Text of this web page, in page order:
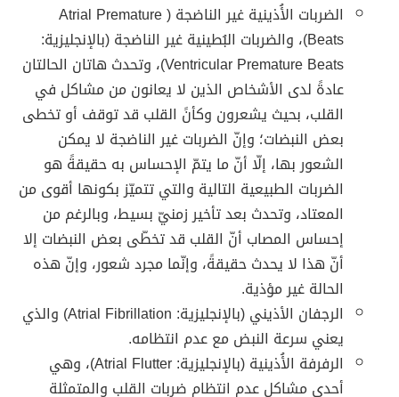
الضربات الأُذينية غير الناضجة ( Atrial Premature
Beats)، والضربات البُطينية غير الناضجة (بالإنجليزية:
Ventricular Premature Beats)، وتحدث هاتان الحالتان
عادةً لدى الأشخاص الذين لا يعانون من مشاكل في
القلب، بحيث يشعرون وكأنً القلب قد توقف أو تخطى
بعض النبضات؛ وإنّ الضربات غير الناضجة لا يمكن
الشعور بها، إلّا أنّ ما يتمّ الإحساس به حقيقةً هو
الضربات الطبيعية التالية والتي تتميّز بكونها أقوى من
المعتاد، وتحدث بعد تأخير زمنيّ بسيط، وبالرغم من
إحساس المصاب أنّ القلب قد تخطّى بعض النبضات إلا
أنّ هذا لا يحدث حقيقةً، وإنّما مجرد شعور، وإنّ هذه
الحالة غير مؤذية.
الرجفان الأذيني (بالإنجليزية: Atrial Fibrillation) والذي
يعني سرعة النبض مع عدم انتظامه.
الرفرفة الأُذينية (بالإنجليزية: Atrial Flutter)، وهي
أحدى مشاكل عدم انتظام ضربات القلب والمتمثلة